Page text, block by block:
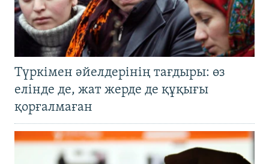
Түркімен әйелдерінің тағдыры: өз
елінде де, жат жерде де құқығы
қорғалмаған